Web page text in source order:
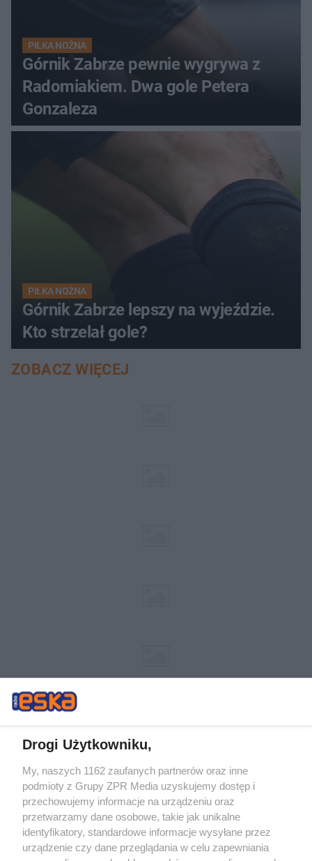
PIŁKA NOŻNA
Górnik Zabrze pewnie wygrywa z
Radomiakiem. Dwa gole Petera
Gonzaleza
PIŁKA NOŻNA
Górnik Zabrze lepszy na wyjeździe.
Kto strzelał gole?
ZOBACZ WIĘCEJ
Żaden utwór zamieszczony w serwisie nie może być powielany i
rozpowszechniany lub dalej rozpowszechniany w jakikolwiek sposób (w
tym także elektroniczny lub mechaniczny) na jakimkolwiek polu
eksploatacji w jakiejkolwiek formie, włącznie z umieszczaniem w Internecie
bez pisemnej zgody właściciela praw. Jakiekolwiek użycie lub
wykorzystanie utworów w całości lub w części z naruszeniem prawa, tzn.
bez właściwej zgody, jest zabronione pod groźbą kary i może być ścigane
prawnie.
Drogi Użytkowniku,
My, naszych 1162 zaufanych partnerów oraz inne
podmioty z Grupy ZPR Media uzyskujemy dostęp i
przechowujemy informacje na urządzeniu oraz
przetwarzamy dane osobowe, takie jak unikalne
identyfikatory, standardowe informacje wysyłane przez
urządzenie czy dane przeglądania w celu zapewniania